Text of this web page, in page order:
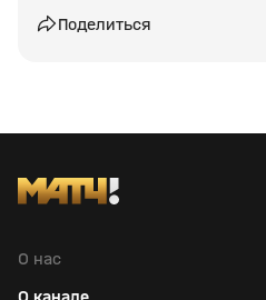
Поделиться
О нас